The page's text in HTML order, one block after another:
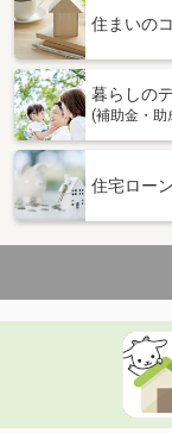
住まいの
暮らしの
(補助金・助
住宅ローン